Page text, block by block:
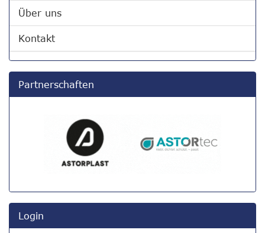
Über uns
Kontakt
Partnerschaften
Login